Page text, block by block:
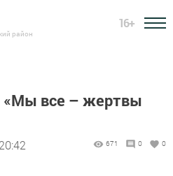
район
16+
«Мы все – жертвы
671 0 0